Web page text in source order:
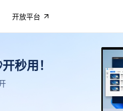
开放平台
秒用！